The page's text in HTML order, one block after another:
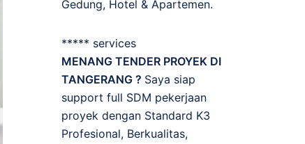
Gedung, Hotel & Apartemen.
***** services
MENANG TENDER PROYEK DI
TANGERANG ? Saya siap
support full SDM pekerjaan
proyek dengan Standard K3
Profesional, Berkualitas,